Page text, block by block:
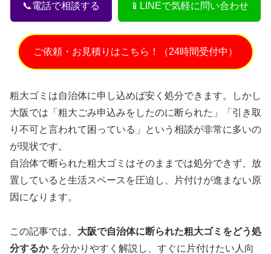
📞電話で相談する 📱LINEで気軽に問い合わせ
ご依頼・お見積りはこちら！（24時間受付中）
粗大ゴミは自治体に申し込めば安く処分できます。しかし
大阪では「粗大ごみ申込みをしたのに断られた」「引き取
り不可と言われて困っている」という相談が非常に多いの
が現状です。
自治体で断られた粗大ゴミはそのままでは処分できず、放
置していると生活スペースを圧迫し、片付けが進まない原
因になります。
この記事では、 大阪で自治体に断られた粗大ゴミをどう処
分するかを分かりやすく解説し、すぐに片付けたい人向